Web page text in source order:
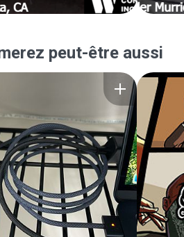
peut-être aussi